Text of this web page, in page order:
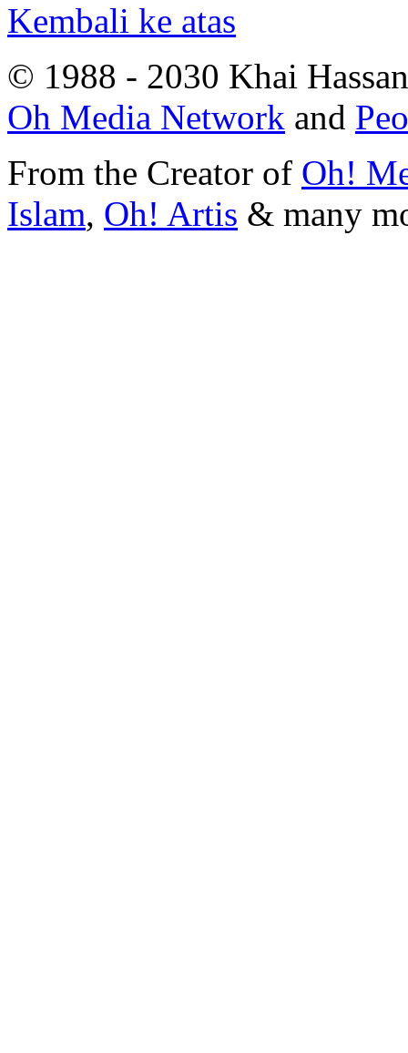
Kembali ke atas
© 1988 - 2030 Khai
Oh Media Network and
From the Creator of Oh!
Islam, Oh! Artis & many